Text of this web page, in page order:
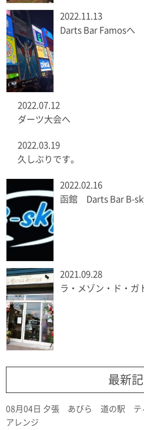
2022.11.13
Darts Bar Famosへ
2022.07.12
ダーツ大会へ
2022.03.19
久しぶりです。
2022.02.16
函館 Darts Bar B-
2021.09.28
ラ・メゾン・ド・ガ
最新
08月04日 夕張 あびら 道の駅 テ
アレンジ